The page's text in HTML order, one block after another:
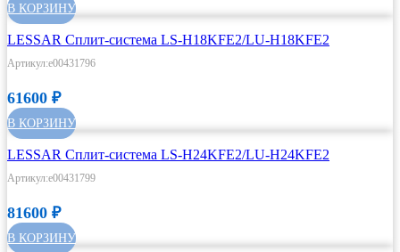
В КОРЗИНУ
LESSAR Сплит-система LS-H18KFE2/LU-H18KFE2
Артикул:e00431796
61600 ₽
В КОРЗИНУ
LESSAR Сплит-система LS-H24KFE2/LU-H24KFE2
Артикул:e00431799
81600 ₽
В КОРЗИНУ